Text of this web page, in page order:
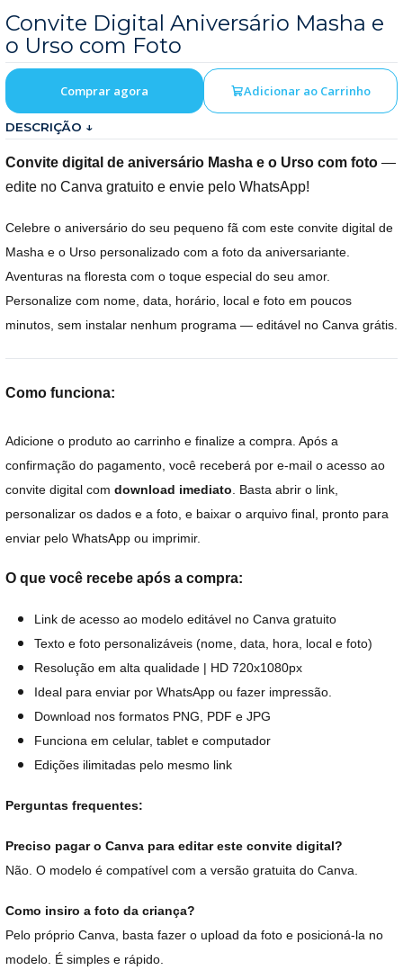
Convite Digital Aniversário Masha e
o Urso com Foto
Adicionar ao Carrinho
Comprar agora
DESCRIÇÃO ↓
Convite digital de aniversário Masha e o Urso com foto —
edite no Canva gratuito e envie pelo WhatsApp!
Celebre o aniversário do seu pequeno fã com este convite digital de
Masha e o Urso personalizado com a foto da aniversariante.
Aventuras na floresta com o toque especial do seu amor.
Personalize com nome, data, horário, local e foto em poucos
minutos, sem instalar nenhum programa — editável no Canva grátis.
Como funciona:
Adicione o produto ao carrinho e finalize a compra. Após a
confirmação do pagamento, você receberá por e-mail o acesso ao
convite digital com download imediato . Basta abrir o link,
personalizar os dados e a foto, e baixar o arquivo final, pronto para
enviar pelo WhatsApp ou imprimir.
O que você recebe após a compra:
Link de acesso ao modelo editável no Canva gratuito
Texto e foto personalizáveis (nome, data, hora, local e foto)
Resolução em alta qualidade | HD 720x1080px
Ideal para enviar por WhatsApp ou fazer impressão.
Download nos formatos PNG, PDF e JPG
Funciona em celular, tablet e computador
Edições ilimitadas pelo mesmo link
Perguntas frequentes:
Preciso pagar o Canva para editar este convite digital?
Não. O modelo é compatível com a versão gratuita do Canva.
Como insiro a foto da criança?
Pelo próprio Canva, basta fazer o upload da foto e posicioná-la no
modelo. É simples e rápido.